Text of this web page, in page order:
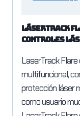
LÁSERTRACK
CONTROLES
LaserTrack
multifuncional,
protección láser
como usuario